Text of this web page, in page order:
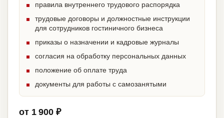
правила внутреннего трудового распорядка
трудовые договоры и должностные инструкции
для сотрудников гостиничного бизнеса
приказы о назначении и кадровые журналы
согласия на обработку персональных данных
положение об оплате труда
документы для работы с самозанятыми
от 1 900 ₽